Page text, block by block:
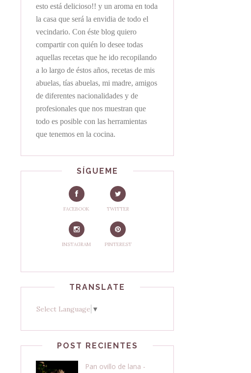
esto está delicioso!! y un aroma en toda
la casa que será la envidia de todo el
vecindario. Con éste blog quiero
compartir con quién lo desee todas
aquellas recetas que he ido recopilando
a lo largo de éstos años, recetas de mis
abuelas, tías abuelas, mi madre, amigos
de diferentes nacionalidades y de
profesionales que nos muestran que
todo es posible con las herramientas
que tenemos en la cocina.
SÍGUEME
FACEBOOK TWITTER
INSTAGRAM PINTEREST
TRANSLATE
Select Language ▼
POST RECIENTES
Pan ovillo de lana -